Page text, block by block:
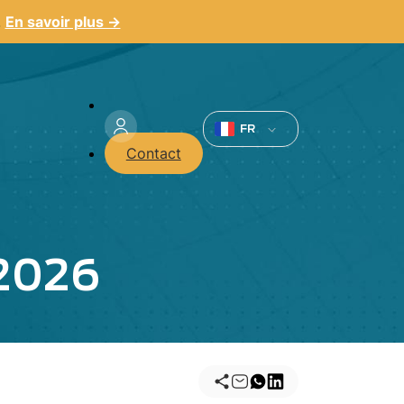
En savoir plus →
Menu
du
compte
Contact
FR